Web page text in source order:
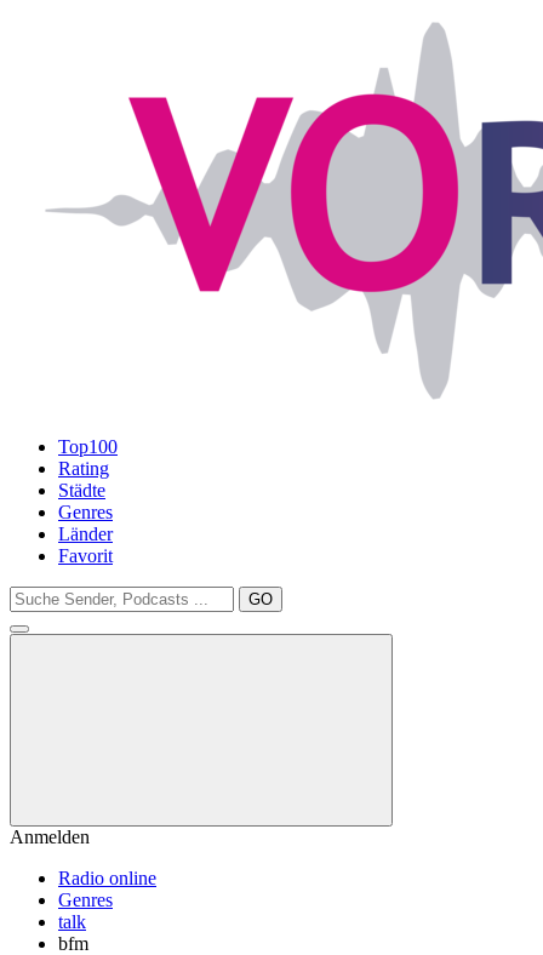
Top100
Rating
Städte
Genres
Länder
Favorit
GO
Anmelden
Radio online
Genres
talk
bfm